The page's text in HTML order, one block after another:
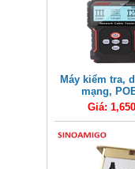
Máy kiểm tra,
mạng,
Giá: